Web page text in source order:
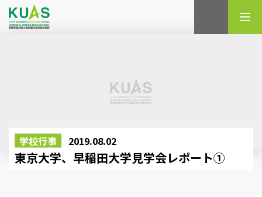
学校行事 2019.08.02
東京大学、早稲田大学見学会レポート①